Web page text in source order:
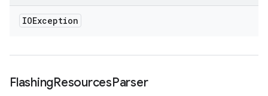
IOException
FlashingResourcesParser